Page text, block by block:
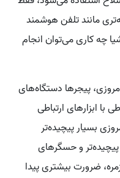
مانند تلفن هوشمند
چه کاری می‌توان انجام
پیجرها دستگاه‌های
با ابزارهای ارتباطی
بسیار پیچیده‌تر
و حسگرهای
ضرورت بیشتری پیدا